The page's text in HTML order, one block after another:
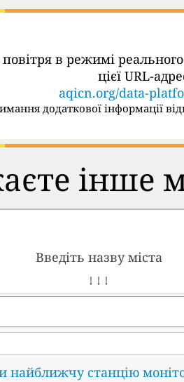
повітря в режимі
цієї URL-
aqicn.org/data-
додаткової інформації
інше
Введіть назву міста
↓ ↓ ↓
найближчу станцію